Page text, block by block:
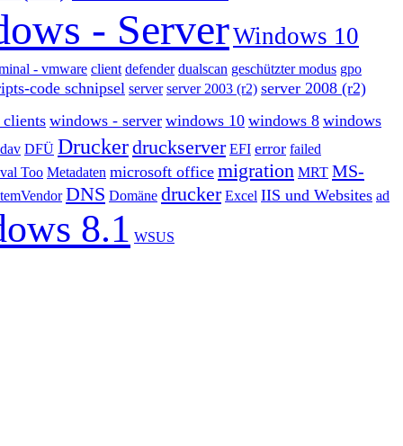
- ServerWindows 10
- vmware client defender dualscan geschützter modus gpo
code schnipsel server server 2003 (r2) server 2008 (r2)
windows - server windows 10 windows 8 windows
DFÜ Druckerdruckserver EFI error failed
Too Metadaten microsoft office migration MRT MS-
DNS Domäne drucker Excel IIS und Websites ad
8.1 WSUS